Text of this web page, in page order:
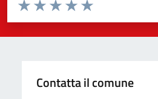
Valuta 5 stelle su 5
Valuta 4 stelle su 5
Valuta 3 stelle su 5
Valuta 2 stelle su 5
Valuta 1 stelle su 5
Contatta il comune